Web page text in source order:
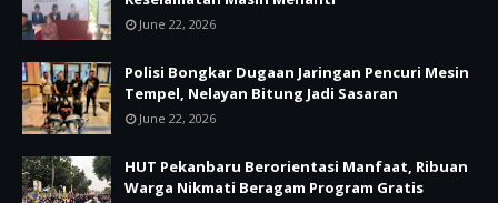
June 22, 2026
Polisi Bongkar Dugaan Jaringan Pencuri Mesin
Tempel, Nelayan Bitung Jadi Sasaran
June 22, 2026
HUT Pekanbaru Berorientasi Manfaat, Ribuan
Warga Nikmati Beragam Program Gratis